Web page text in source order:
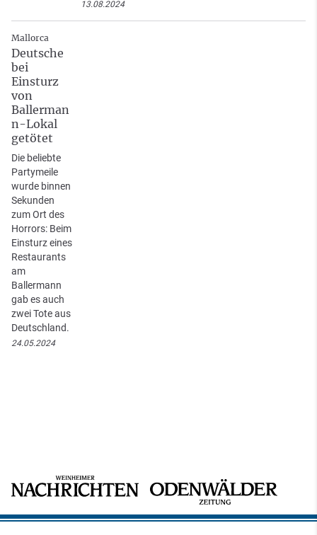
13.08.2024
Mallorca
Deutsche
bei
Einsturz
von
Ballerman
n-Lokal
getötet
Die beliebte
Partymeile
wurde binnen
Sekunden
zum Ort des
Horrors: Beim
Einsturz eines
Restaurants
am
Ballermann
gab es auch
zwei Tote aus
Deutschland.
24.05.2024